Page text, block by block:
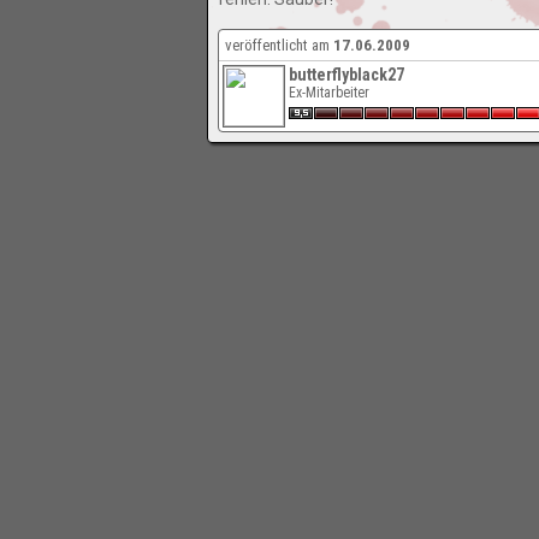
veröffentlicht am 17.06.2009
butterflyblack27
Ex-Mitarbeiter